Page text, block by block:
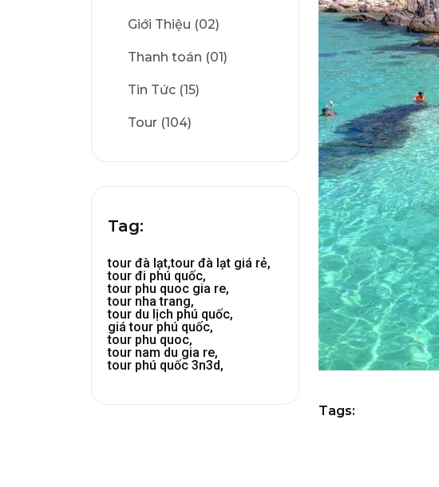
Giới Thiệu (02)
Thanh toán (01)
Tin Tức (15)
Tour (104)
Tag:
tour đà lạt,tour đà lạt giá rẻ,
tour đi phú quốc,
tour phu quoc gia re,
tour nha trang,
tour du lịch phú quốc,
giá tour phú quốc,
tour phu quoc,
tour nam du gia re,
tour phú quốc 3n3d,
Tags: